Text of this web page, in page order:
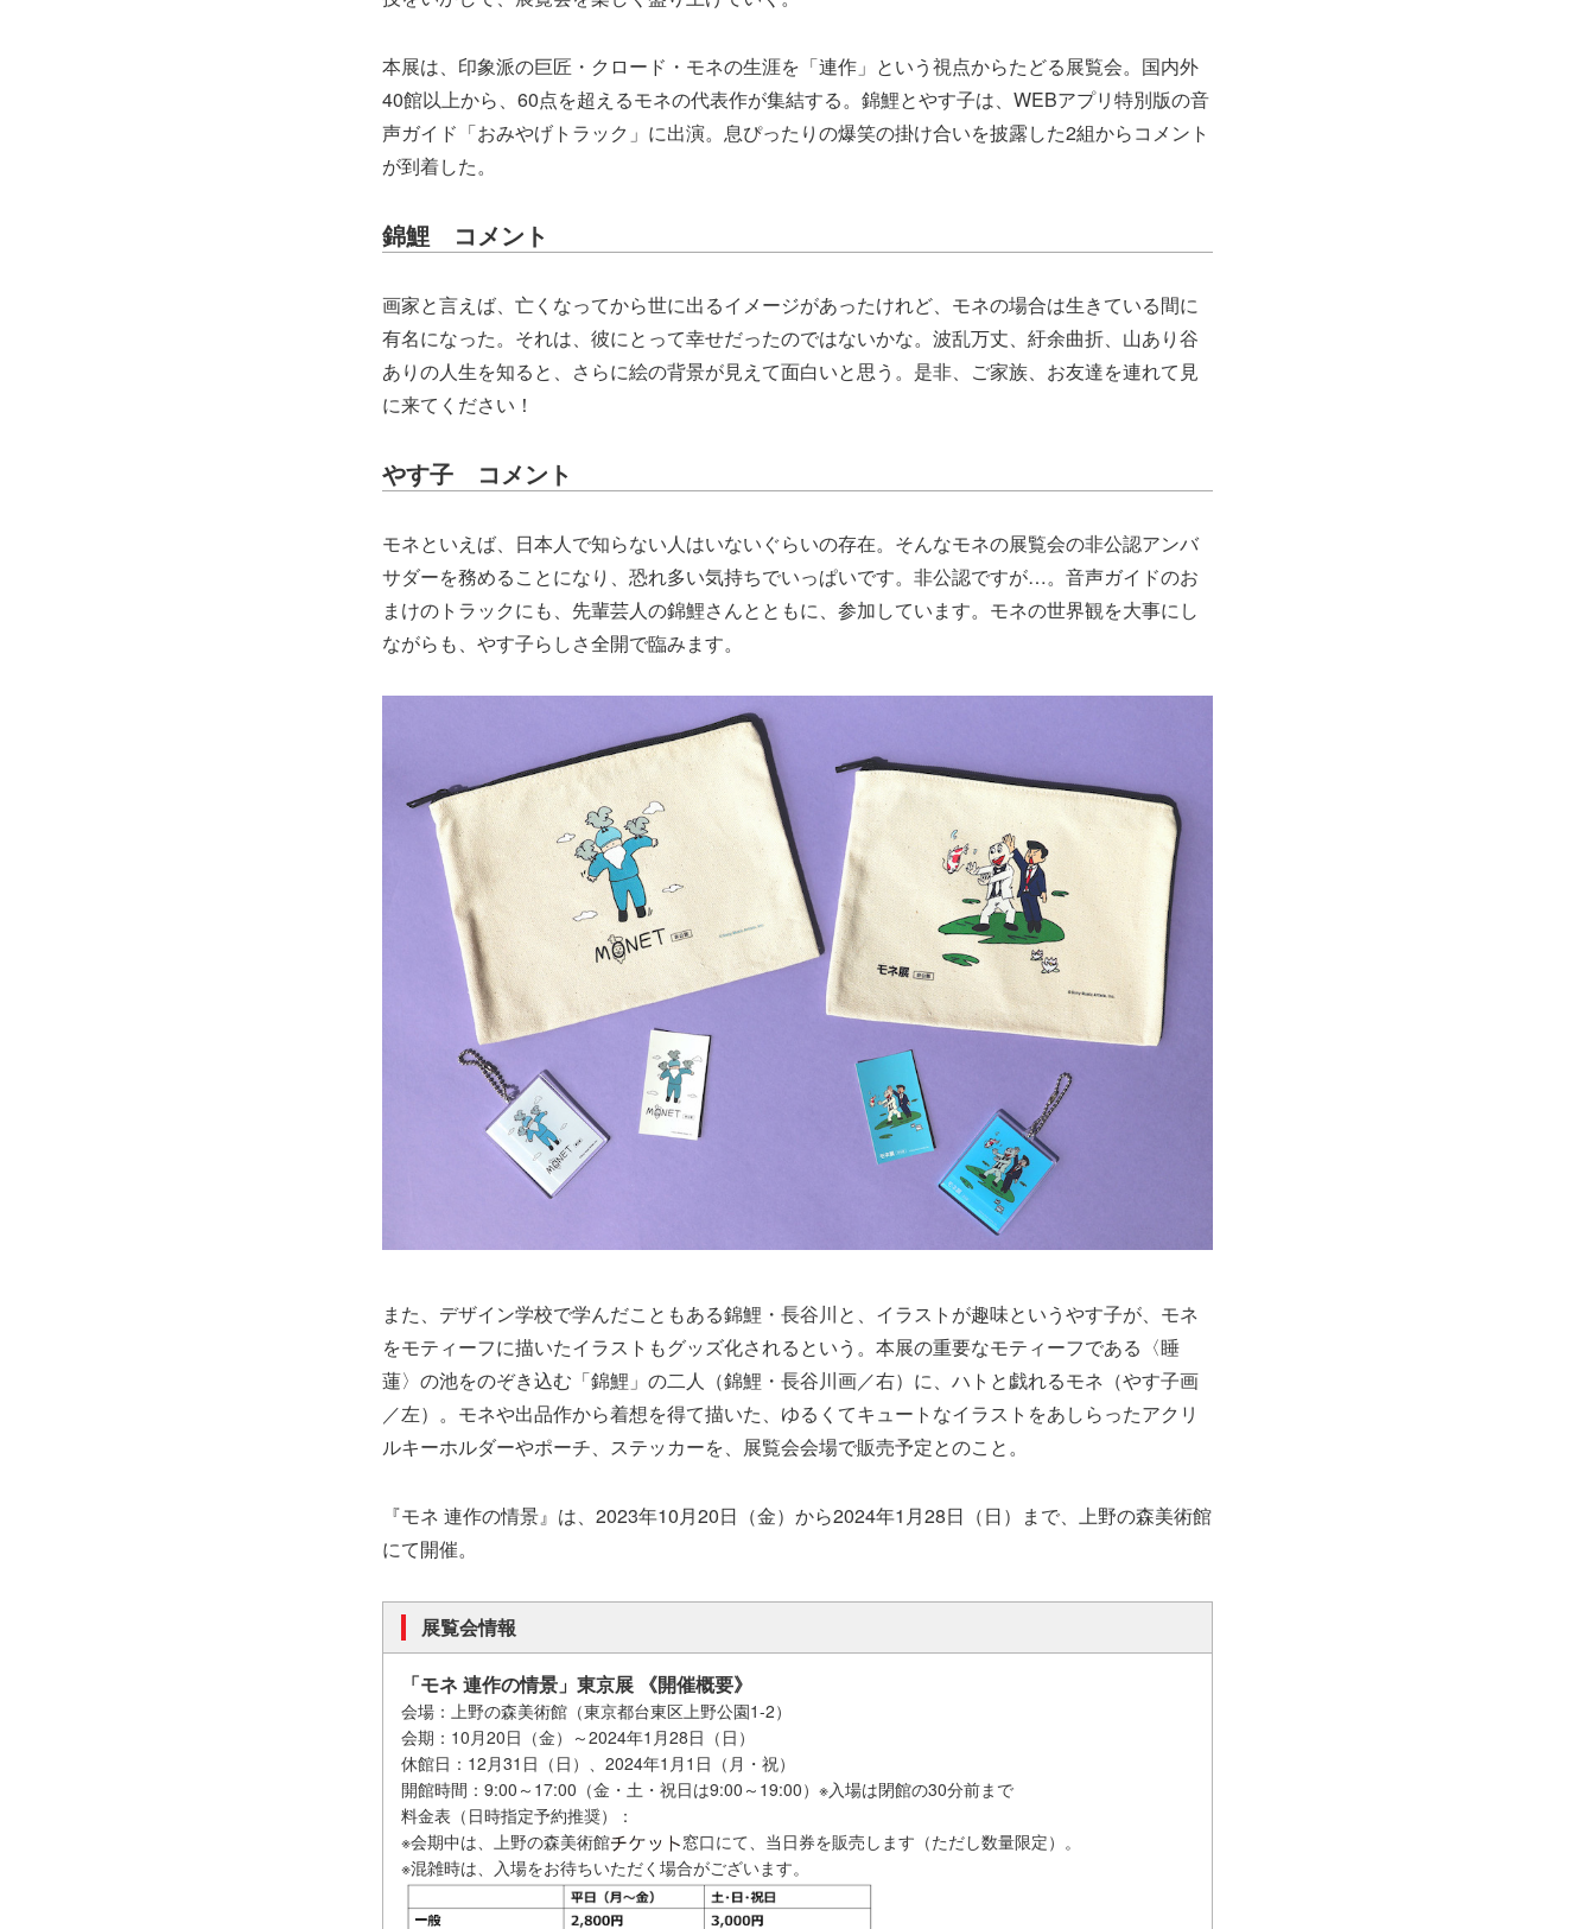
本展は、印象派の巨匠・クロード・モネの生涯を「連作」という視点からたどる展覧会。国内外
40館以上から、60点を超えるモネの代表作が集結する。錦鯉とやす子は、WEBアプリ特別版の音
声ガイド「おみやげトラック」に出演。息ぴったりの爆笑の掛け合いを披露した2組からコメント
が到着した。
錦鯉 コメント
画家と言えば、亡くなってから世に出るイメージがあったけれど、モネの場合は生きている間に
有名になった。それは、彼にとって幸せだったのではないかな。波乱万丈、紆余曲折、山あり谷
ありの人生を知ると、さらに絵の背景が見えて面白いと思う。是非、ご家族、お友達を連れて見
に来てください！
やす子 コメント
モネといえば、日本人で知らない人はいないぐらいの存在。そんなモネの展覧会の非公認アンバ
サダーを務めることになり、恐れ多い気持ちでいっぱいです。非公認ですが…。音声ガイドのお
まけのトラックにも、先輩芸人の錦鯉さんとともに、参加しています。モネの世界観を大事にし
ながらも、やす子らしさ全開で臨みます。
また、デザイン学校で学んだこともある錦鯉・長谷川と、イラストが趣味というやす子が、モネ
をモティーフに描いたイラストもグッズ化されるという。本展の重要なモティーフである〈睡
蓮〉の池をのぞき込む「錦鯉」の二人（錦鯉・長谷川画／右）に、ハトと戯れるモネ（やす子画
／左）。モネや出品作から着想を得て描いた、ゆるくてキュートなイラストをあしらったアクリ
ルキーホルダーやポーチ、ステッカーを、展覧会会場で販売予定とのこと。
『モネ 連作の情景』は、2023年10月20日（金）から2024年1月28日（日）まで、上野の森美術館
にて開催。
展覧会情報
「モネ 連作の情景」東京展 《開催概要》
会場：上野の森美術館（東京都台東区上野公園1-2）
会期：10月20日（金）～2024年1月28日（日）
休館日：12月31日（日）、2024年1月1日（月・祝）
開館時間：9:00～17:00（金・土・祝日は9:00～19:00）※入場は閉館の30分前まで
料金表（日時指定予約推奨）：
※会期中は、上野の森美術館
窓口にて、当日券を販売します（ただし数量限定）。
※混雑時は、入場をお待ちいただく場合がございます。